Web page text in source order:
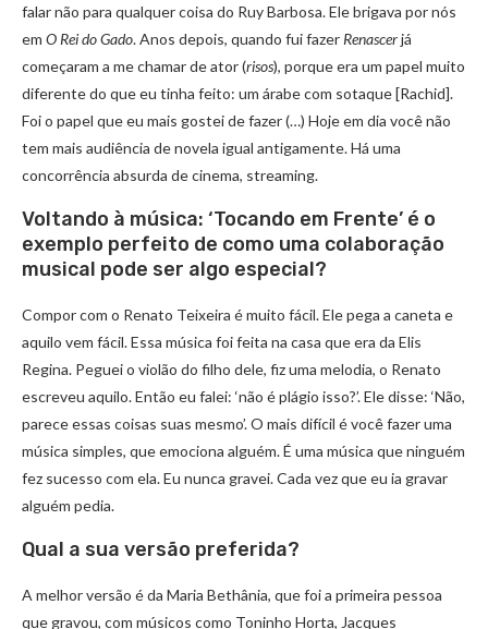
falar não para qualquer coisa do Ruy Barbosa. Ele brigava por nós
em O Rei do Gado. Anos depois, quando fui fazer Renascerjá
começaram a me chamar de ator (risos), porque era um papel muito
diferente do que eu tinha feito: um árabe com sotaque [Rachid].
Foi o papel que eu mais gostei de fazer (…) Hoje em dia você não
tem mais audiência de novela igual antigamente. Há uma
concorrência absurda de cinema, streaming.
Voltando à música: ‘Tocando em Frente’ é o
exemplo perfeito de como uma colaboração
musical pode ser algo especial?
Compor com o Renato Teixeira é muito fácil. Ele pega a caneta e
aquilo vem fácil. Essa música foi feita na casa que era da Elis
Regina. Peguei o violão do filho dele, fiz uma melodia, o Renato
escreveu aquilo. Então eu falei: ‘não é plágio isso?’. Ele disse: ‘Não,
parece essas coisas suas mesmo’. O mais difícil é você fazer uma
música simples, que emociona alguém. É uma música que ninguém
fez sucesso com ela. Eu nunca gravei. Cada vez que eu ia gravar
alguém pedia.
Qual a sua versão preferida?
A melhor versão é da Maria Bethânia, que foi a primeira pessoa
que gravou, com músicos como Toninho Horta, Jacques